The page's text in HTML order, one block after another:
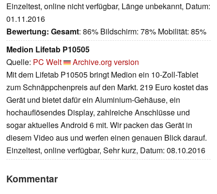
Einzeltest, online nicht verfügbar, Länge unbekannt, Datum:
01.11.2016
Bewertung: Gesamt: 86% Bildschirm: 78% Mobilität: 85%
Medion Lifetab P10505
Quelle: PC Welt
Archive.org version
Mit dem Lifetab P10505 bringt Medion ein 10-Zoll-Tablet
zum Schnäppchenpreis auf den Markt. 219 Euro kostet das
Gerät und bietet dafür ein Aluminium-Gehäuse, ein
hochauflösendes Display, zahlreiche Anschlüsse und
sogar aktuelles Android 6 mit. Wir packen das Gerät in
diesem Video aus und werfen einen genauen Blick darauf.
Einzeltest, online verfügbar, Sehr kurz, Datum: 08.10.2016
Kommentar